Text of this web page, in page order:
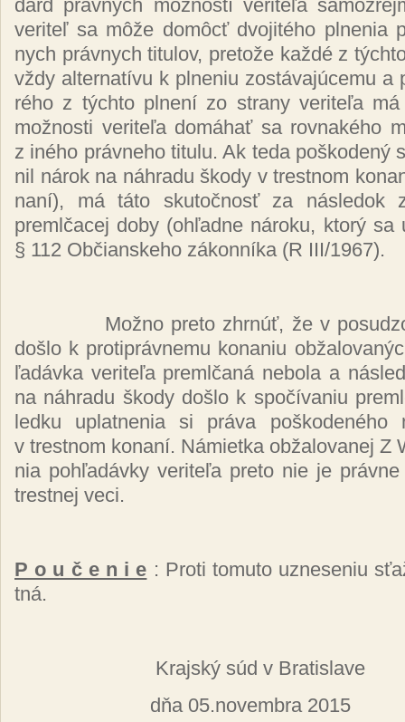
dard práv­nych mož­nos­tí ve­ri­te­ľa
ve­ri­teľ sa mô­že do­môcť dvo­ji­té­ho pl­ne­nia
nych práv­nych ti­tu­lov, pre­to­že kaž­dé z
vždy al­ter­na­tí­vu k pl­ne­niu zos­tá­va­jú­ce­mu
ré­ho z tých­to pl­ne­ní zo stra­ny ve­ri­te­ľa
mož­nos­ti ve­ri­te­ľa do­má­hať sa rov­na­ké­ho
z iné­ho práv­ne­ho ti­tu­lu. Ak te­da poš­ko­de­ný
nil ná­rok na náh­ra­du ško­dy v tres­tnom
na­ní), má tá­to sku­toč­nosť za nás­le­dok
preml­ča­cej do­by (oh­ľad­ne ná­ro­ku, kto­rý sa
§ 112 Ob­čian­ske­ho zá­kon­ní­ka (R III/1967).
Mož­no pre­to zhr­núť, že v
doš­lo k proti­práv­ne­mu ko­na­niu
ľa­dáv­ka ve­ri­te­ľa preml­ča­ná ne­bo­la a
na náh­ra­du ško­dy doš­lo k spo­čí­va­niu
led­ku up­lat­ne­nia si prá­va poš­ko­de­né­ho
v tres­tnom ko­na­ní. Ná­miet­ka ob­ža­lo­va­nej Z
nia poh­ľa­dáv­ky ve­ri­te­ľa pre­to nie je
tres­tnej ve­ci.
P o u č e n i e : Pro­ti to­mu­to uz­ne­se­niu
tná.
Kraj­ský súd v Bra­tis­la­ve
dňa 05.no­vem­bra 2015